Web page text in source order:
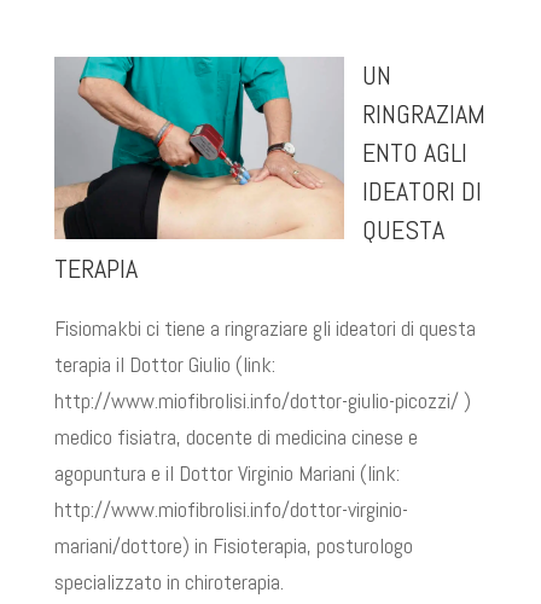
UN
RINGRAZIAM
ENTO AGLI
IDEATORI DI
QUESTA
TERAPIA
Fisiomakbi ci tiene a ringraziare gli ideatori di questa
terapia il Dottor Giulio (link:
http://www.miofibrolisi.info/dottor-giulio-picozzi/ )
medico fisiatra, docente di medicina cinese e
agopuntura e il Dottor Virginio Mariani (link:
http://www.miofibrolisi.info/dottor-virginio-
mariani/dottore) in Fisioterapia, posturologo
specializzato in chiroterapia.